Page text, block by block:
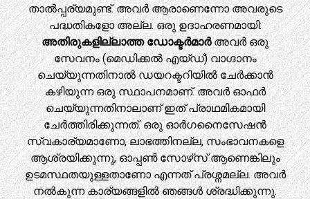
താൽപ്പര്യമുണ്ട്. അവർ ആരാണെന്നോ അവരുടെ
പദ്ധതികളോ അല്ല. ഒരു ഉദാഹരണമായി:
അതിരുകളില്ലാത്ത ഡോക്ടർമാർഅവർ ഒരു
സേവനം (മെഡിക്കൽ എയ്ഡ്) വാഗ്ദാനം
ചെയ്യുന്നതിനാൽ ഡയറക്ടറിയിൽ ചേർക്കാൻ
കഴിയുന്ന ഒരു സ്ഥാപനമാണ്. അവർ ഓഫർ
ചെയ്യുന്നതിനാലാണ് ഇത് പ്രാഥമികമായി
ചേർത്തിരിക്കുന്നത്. ഒരു ഓർഗനൈസേഷൻ
സ്വകാര്യമാണോ, ലാഭത്തിനല്ല, സംഭാവനകളെ
ആശ്രയിക്കുന്നു, ഓപ്പൺ സോഴ്‌സ് ആണെങ്കിലും
ഉടമസ്ഥതയുള്ളതാണോ എന്നത് പ്രശ്നമല്ല. അവർ
നൽകുന്ന കാര്യങ്ങളിൽ ഞങ്ങൾ ശ്രദ്ധിക്കുന്നു.